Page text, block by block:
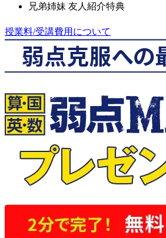
兄弟姉妹 友人紹介特典
授業料/受講費用について